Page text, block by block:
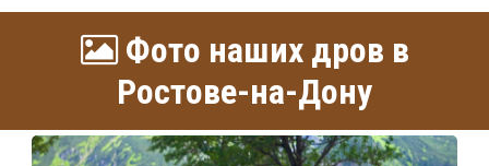
Фото наших дров в
Ростове-на-Дону